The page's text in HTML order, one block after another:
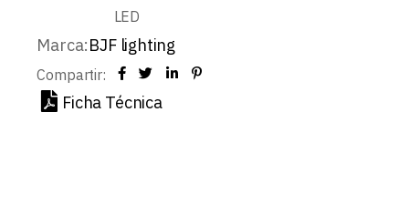
LED
Marca:BJF lighting
Compartir:
Ficha Técnica